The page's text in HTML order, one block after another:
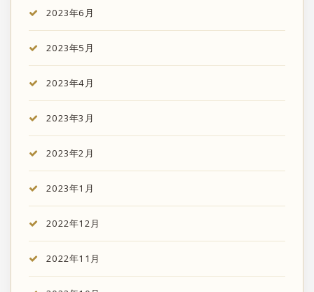
2023年6月
2023年5月
2023年4月
2023年3月
2023年2月
2023年1月
2022年12月
2022年11月